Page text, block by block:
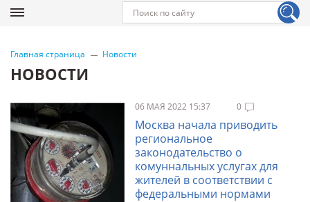
Главная страница Новости
НОВОСТИ
06 МАЯ 2022 15:37 0
Москва начала приводить
региональное
законодательство о
комуннальных услугах для
жителей в соответствии с
федеральными нормами